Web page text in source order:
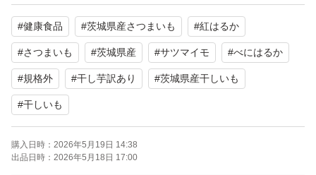
あまり見かけないものも入ってます。
ですが、紅はるかにはかわりはありませんので、
美味しく召し上がれます。
（折れているものはお早めにお召し上がり下さい）
す。
#健康食品 #茨城県産さつまいも #紅はるか
#さつまいも #茨城県産 #サツマイモ #べにはるか
#規格外 #干し芋訳あり #茨城県産干しいも
#干しいも
購入日時： 2026年5月19日 14:38
出品日時： 2026年5月18日 17:00